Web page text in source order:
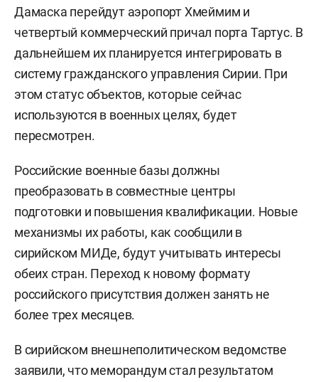
Дамаска перейдут аэропорт Хмеймим и
четвертый коммерческий причал порта Тартус. В
дальнейшем их планируется интегрировать в
систему гражданского управления Сирии. При
этом статус объектов, которые сейчас
используются в военных целях, будет
пересмотрен.
Российские военные базы должны
преобразовать в совместные центры
подготовки и повышения квалификации. Новые
механизмы их работы, как сообщили в
сирийском МИДе, будут учитывать интересы
обеих стран. Переход к новому формату
российского присутствия должен занять не
более трех месяцев.
В сирийском внешнеполитическом ведомстве
заявили, что меморандум стал результатом